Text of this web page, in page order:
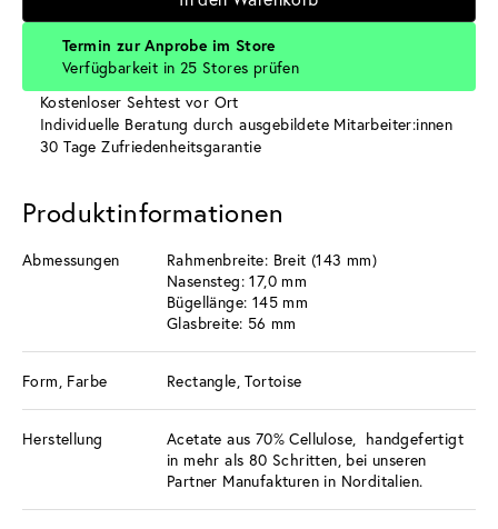
Termin zur Anprobe im Store
Verfügbarkeit in 25 Stores prüfen
Kostenloser Sehtest vor Ort
Individuelle Beratung durch ausgebildete Mitarbeiter:innen
30 Tage Zufriedenheitsgarantie
Produktinformationen
Abmessungen
Rahmenbreite: Breit (143 mm)
Nasensteg: 17,0 mm
Bügellänge: 145 mm
Glasbreite: 56 mm
Form, Farbe Rectangle, Tortoise
Herstellung
Acetate aus 70% Cellulose, handgefertigt
in mehr als 80 Schritten, bei unseren
Partner Manufakturen in Norditalien.